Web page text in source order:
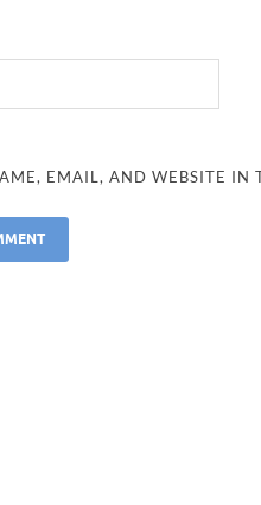
EMAIL, AND WEBSITE IN